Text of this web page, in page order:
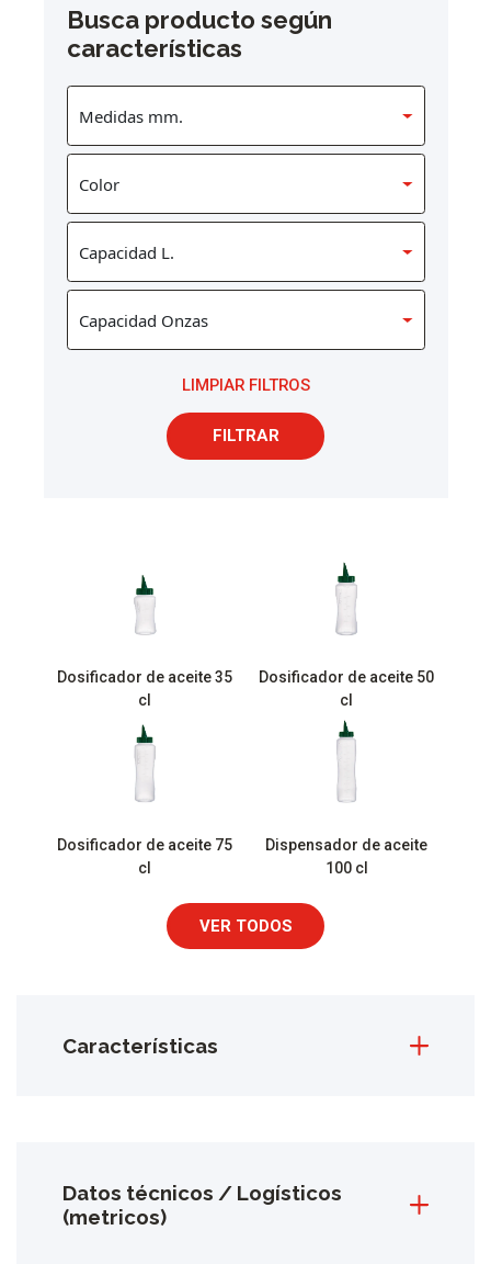
Busca producto según
características
LIMPIAR FILTROS
FILTRAR
Dosificador de aceite 35
cl
Dosificador de aceite 50
cl
Dosificador de aceite 75
cl
Dispensador de aceite
100 cl
VER TODOS
Características
Datos técnicos / Logísticos
(metricos)